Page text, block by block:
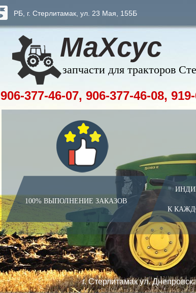
МаХсус
запчасти для тракторов
100% ВЫПОЛНЕНИЕ ЗАКАЗОВ
К
РБ, г. Стерлитамак, ул. 23 Мая, 155Б
г. Стерлитамак ул.
906-377-46-07, 906-377-46-08,